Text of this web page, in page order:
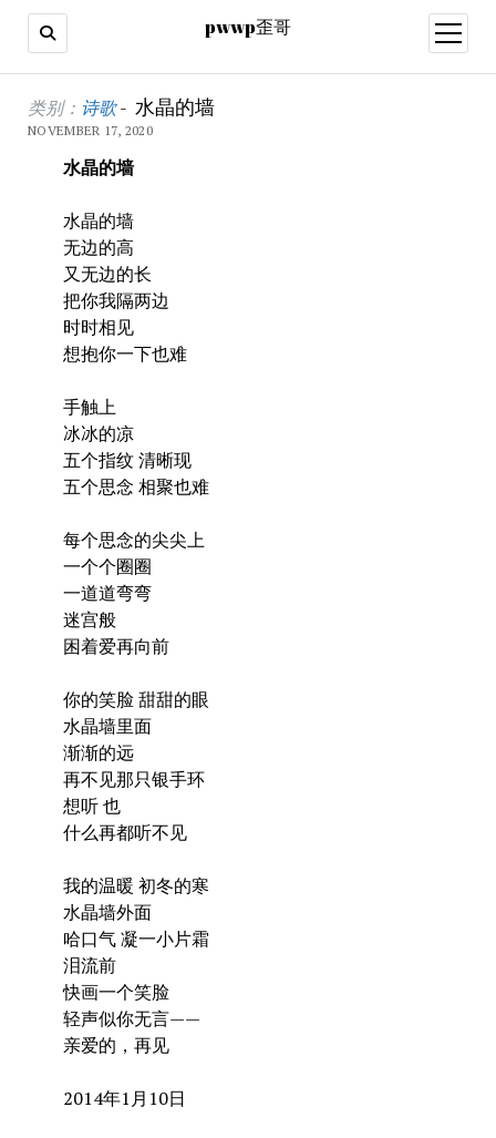
pwwp歪哥
open
menu
类别： 诗歌- 水晶的墙
NOVEMBER 17, 2020
水晶的墙
水晶的墙
无边的高
又无边的长
把你我隔两边
时时相见
想抱你一下也难
手触上
冰冰的凉
五个指纹 清晰现
五个思念 相聚也难
每个思念的尖尖上
一个个圈圈
一道道弯弯
迷宫般
困着爱再向前
你的笑脸 甜甜的眼
水晶墙里面
渐渐的远
再不见那只银手环
想听 也
什么再都听不见
我的温暖 初冬的寒
水晶墙外面
哈口气 凝一小片霜
泪流前
快画一个笑脸
轻声似你无言——
亲爱的，再见
2014年1月10日